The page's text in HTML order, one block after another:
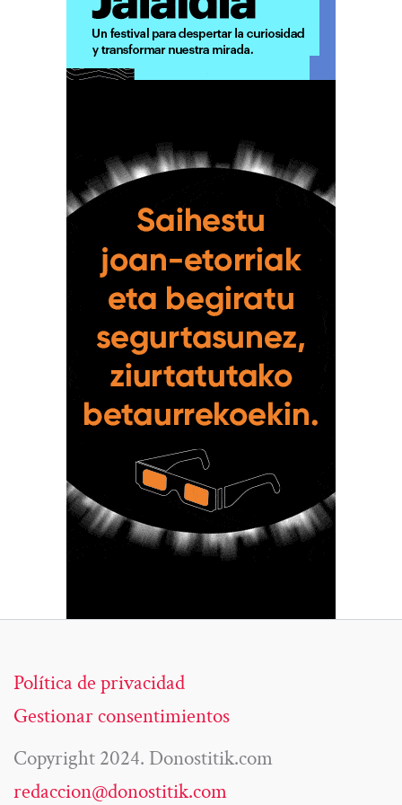
Política de privacidad
Gestionar consentimientos
Copyright 2024. Donostitik.com
redaccion@donostitik.com